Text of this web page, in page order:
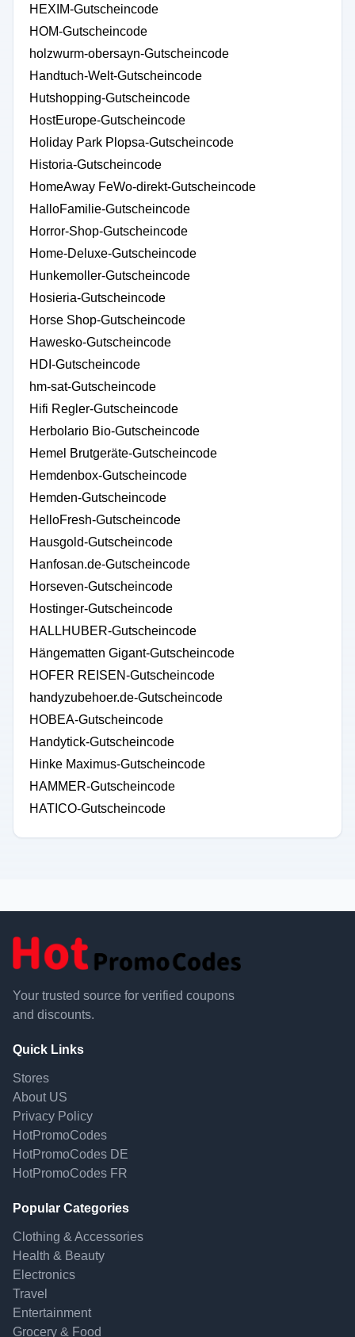
HEXIM-Gutscheincode
HOM-Gutscheincode
holzwurm-obersayn-Gutscheincode
Handtuch-Welt-Gutscheincode
Hutshopping-Gutscheincode
HostEurope-Gutscheincode
Holiday Park Plopsa-Gutscheincode
Historia-Gutscheincode
HomeAway FeWo-direkt-Gutscheincode
HalloFamilie-Gutscheincode
Horror-Shop-Gutscheincode
Home-Deluxe-Gutscheincode
Hunkemoller-Gutscheincode
Hosieria-Gutscheincode
Horse Shop-Gutscheincode
Hawesko-Gutscheincode
HDI-Gutscheincode
hm-sat-Gutscheincode
Hifi Regler-Gutscheincode
Herbolario Bio-Gutscheincode
Hemel Brutgeräte-Gutscheincode
Hemdenbox-Gutscheincode
Hemden-Gutscheincode
HelloFresh-Gutscheincode
Hausgold-Gutscheincode
Hanfosan.de-Gutscheincode
Horseven-Gutscheincode
Hostinger-Gutscheincode
HALLHUBER-Gutscheincode
Hängematten Gigant-Gutscheincode
HOFER REISEN-Gutscheincode
handyzubehoer.de-Gutscheincode
HOBEA-Gutscheincode
Handytick-Gutscheincode
Hinke Maximus-Gutscheincode
HAMMER-Gutscheincode
HATICO-Gutscheincode
Your trusted source for verified coupons
and discounts.
Quick Links
Stores
About US
Privacy Policy
HotPromoCodes
HotPromoCodes DE
HotPromoCodes FR
Popular Categories
Clothing & Accessories
Health & Beauty
Electronics
Travel
Entertainment
Grocery & Food